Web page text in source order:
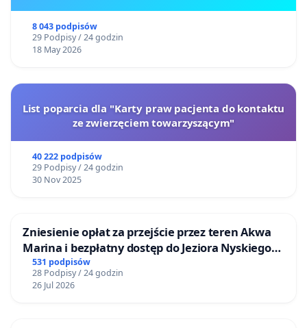
8 043 podpisów
29 Podpisy / 24 godzin
18 May 2026
List poparcia dla "Karty praw pacjenta do kontaktu
ze zwierzęciem towarzyszącym"
40 222 podpisów
29 Podpisy / 24 godzin
30 Nov 2025
Zniesienie opłat za przejście przez teren Akwa
Marina i bezpłatny dostęp do Jeziora Nyskiego
dla mieszkańców Gminy Nysa
531 podpisów
28 Podpisy / 24 godzin
26 Jul 2026